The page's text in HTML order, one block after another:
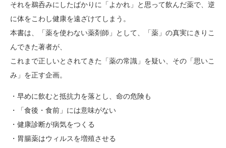
それを鵜呑みにしたばかりに「よかれ」と思って飲んだ薬で、逆
に体をこわし健康を遠ざけてしまう。
本書は、「薬を使わない薬剤師」として、「薬」の真実にきりこ
んできた著者が、
これまで正しいとされてきた「薬の常識」を疑い、その「思いこ
み」を正す企画。
・早めに飲むと抵抗力を落とし、命の危険も
・「食後・食前」には意味がない
・健康診断が病気をつくる
・胃腸薬はウィルスを増殖させる